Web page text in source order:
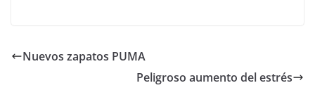
Nuevos zapatos PUMA
Peligroso aumento del estrés